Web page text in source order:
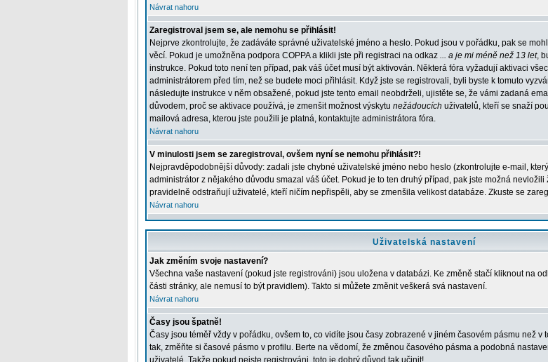
Návrat nahoru
Zaregistroval jsem se, ale nemohu se přihlásit!
Nejprve zkontrolujte, že zadáváte správné uživatelské jméno a heslo. Pokud jsou v pořádku, pak se
věcí. Pokud je umožněna podpora COPPA a klikli jste při registraci na odkaz ... a je mi méně než 13 let,
instrukce. Pokud toto není ten případ, pak váš účet musí být aktivován. Některá fóra vyžadují aktivaci
administrátorem před tím, než se budete moci přihlásit. Když jste se registrovali, byli byste k tomuto
následujte instrukce v něm obsažené, pokud jste tento email neobdrželi, ujistěte se, že vámi zadaná
důvodem, proč se aktivace používá, je zmenšit možnost výskytu nežádoucích uživatelů, kteří se snaží
mailová adresa, kterou jste použili je platná, kontaktujte administrátora fóra.
Návrat nahoru
V minulosti jsem se zaregistroval, ovšem nyní se nemohu přihlásit?!
Nejpravděpodobnější důvody: zadali jste chybné uživatelské jméno nebo heslo (zkontrolujte e-mail,
administrátor z nějakého důvodu smazal váš účet. Pokud je to ten druhý případ, pak jste možná nevložili
pravidelně odstraňují uživatelé, kteří ničím nepřispěli, aby se zmenšila velikost databáze. Zkuste se
Návrat nahoru
Uživatelská nastavení
Jak změním svoje nastavení?
Všechna vaše nastavení (pokud jste registrováni) jsou uložena v databázi. Ke změně stačí kliknout na
části stránky, ale nemusí to být pravidlem). Takto si můžete změnit veškerá svá nastavení.
Návrat nahoru
Časy jsou špatně!
Časy jsou téměř vždy v pořádku, ovšem to, co vidíte jsou časy zobrazené v jiném časovém pásmu než v
tak, změňte si časové pásmo v profilu. Berte na vědomí, že změnou časového pásma a podobná
uživatelé. Takže pokud nejste registrováni, toto je dobrý důvod tak učinit!